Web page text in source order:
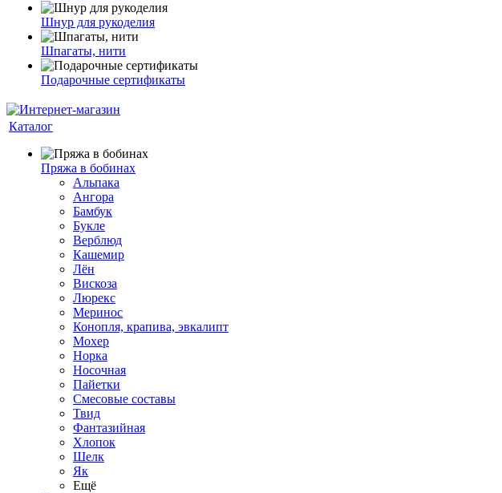
Шнур для рукоделия
Шпагаты, нити
Подарочные сертификаты
Каталог
Пряжа в бобинах
Альпака
Ангора
Бамбук
Букле
Верблюд
Кашемир
Лён
Вискоза
Люрекс
Меринос
Конопля, крапива, эвкалипт
Мохер
Норка
Носочная
Пайетки
Смесовые составы
Твид
Фантазийная
Хлопок
Шелк
Як
Ещё